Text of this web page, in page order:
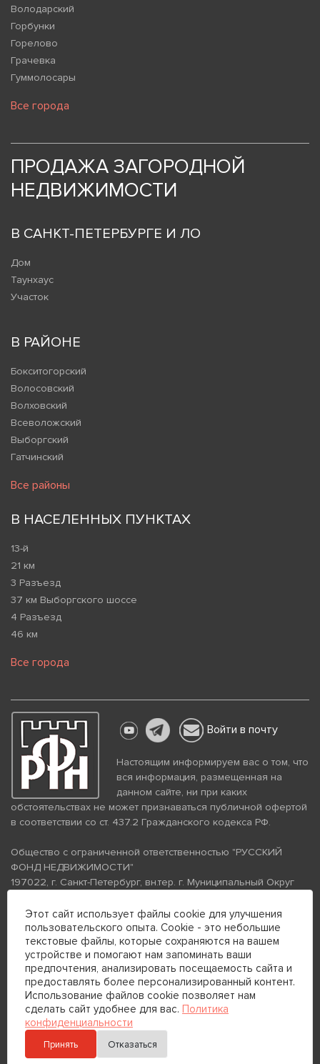
Володарский
Горбунки
Горелово
Грачевка
Гуммолосары
Все города
ПРОДАЖА ЗАГОРОДНОЙ
НЕДВИЖИМОСТИ
В САНКТ-ПЕТЕРБУРГЕ И ЛО
Дом
Таунхаус
Участок
В РАЙОНЕ
Бокситогорский
Волосовский
Волховский
Всеволожский
Выборгский
Гатчинский
Все районы
В НАСЕЛЕННЫХ ПУНКТАХ
13-й
21 км
3 Разъезд
37 км Выборгского шоссе
4 Разъезд
46 км
Все города
Войти в почту
Настоящим информируем вас о том, что
вся информация, размещенная на
данном сайте, ни при каких
обстоятельствах не может признаваться публичной офертой
в соответствии со ст. 437.2 Гражданского кодекса РФ.
Общество с ограниченной ответственностью "РУССКИЙ
ФОНД НЕДВИЖИМОСТИ"
197022, г. Санкт-Петербург, вн.тер. г. Муниципальный Округ
помещение 26Н, комната 103
ИНН 7813672570 КПП 781301001 ОГРН 1237800058870
Политика конфиденциальности
Политика обработки
персональных данных
Телефон для связи:
+7 (812) 200-99-98
+7 (812) 200-88-89
Этот сайт использует файлы cookie для улучшения
пользовательского опыта. Cookie - это небольшие
текстовые файлы, которые сохраняются на вашем
устройстве и помогают нам запоминать ваши
предпочтения, анализировать посещаемость сайта и
предоставлять более персонализированный контент.
Использование файлов cookie позволяет нам
сделать сайт удобнее для вас. Политика
конфиденциальности
Принять Отказаться